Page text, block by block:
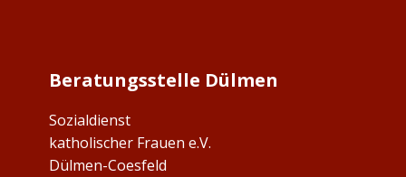
Beratungsstelle Dülmen
Sozialdienst
katholischer Frauen e.V.
Dülmen-Coesfeld